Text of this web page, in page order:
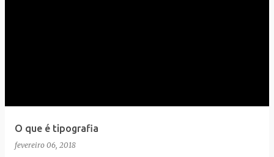
O que é tipografia
fevereiro 06, 2018